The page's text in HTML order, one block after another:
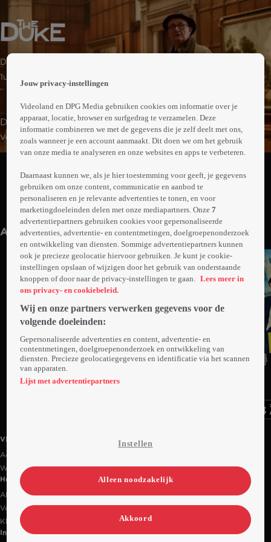
Drama | Komedie | Misdaad
1uur31min
De 60-jarige taxichauffeur Kempton Bunton is een man
van principes. Hij vindt dat ouderen vrijgesteld moeten
worden van het betalen van kijk- en luistergeld. Om dit
National Gallery en stuurt hij de overheid vervolgens
losgeldbrieven. Gebaseerd op een waargebeurd verhaal.
Abonneren op Videoland
Meer
info
Anderen kijken ook
Ga
naar
Trailer
Videoland
Actiecode
Werken bij RTL
Handige links
Alle films & series
Veelgestelde vragen
Klantenservice
Informatie
Jouw privacy-instellingen
Videoland en DPG Media gebruiken cookies om informatie over je
apparaat, locatie, browser en surfgedrag te verzamelen. Deze
informatie combineren we met de gegevens die je zelf deelt met ons,
zoals wanneer je een account aanmaakt. Dit doen we om het gebruik
van onze media te analyseren en onze websites en apps te verbeteren.
Daarnaast kunnen we, als je hier toestemming voor geeft, je gegevens
gebruiken om onze content, communicatie en aanbod te
personaliseren en je relevante advertenties te tonen, en voor
marketingdoeleinden delen met onze mediapartners. Onze7
advertentiepartners gebruiken cookies voor gepersonaliseerde
advertenties, advertentie- en contentmetingen, doelgroepenonderzoek
en ontwikkeling van diensten. Sommige advertentiepartners kunnen
ook je precieze geolocatie hiervoor gebruiken. Je kunt je cookie-
instellingen opslaan of wijzigen door het gebruik van onderstaande
knoppen of door naar de privacy-instellingen te gaan.
Lees meer in
ons privacy- en cookiebeleid.
Wij en onze partners verwerken gegevens voor de
volgende doeleinden:
Gepersonaliseerde advertenties en content, advertentie- en
contentmetingen, doelgroepenonderzoek en ontwikkeling van
diensten. Precieze geolocatiegegevens en identificatie via het scannen
van apparaten.
Lijst met advertentiepartners
Instellen
Alleen noodzakelijk
Akkoord